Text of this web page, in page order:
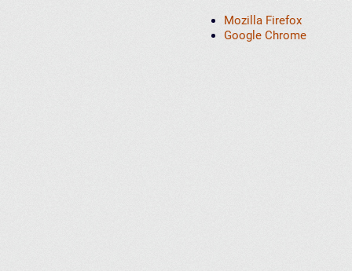
Mozilla Firefox
Google Chrome